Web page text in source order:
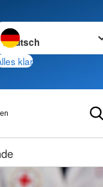
wechseln zu
klar